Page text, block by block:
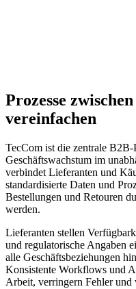
Prozesse
vereinfachen
TecCom ist die zentrale
Geschäftswachstum im
verbindet Lieferanten und
standardisierte Daten und
Bestellungen und Retouren
werden.
Lieferanten stellen
und regulatorische Angaben
alle Geschäftsbeziehungen
Konsistente Workflows und
Arbeit, verringern Fehler und